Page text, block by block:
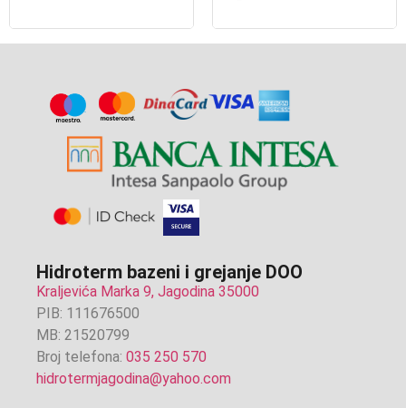
Hidroterm bazeni i grejanje DOO
Kraljevića Marka 9, Jagodina 35000
PIB: 111676500
MB: 21520799
Broj telefona: 035 250 570
hidrotermjagodina@yahoo.com